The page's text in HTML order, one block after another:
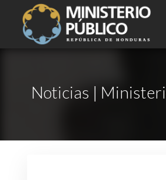
Noticias |